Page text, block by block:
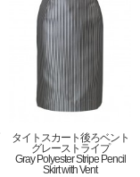
タイトスカート後ろベント
グレーストライプ
Gray Polyester Stripe Pencil
Skirt with Vent